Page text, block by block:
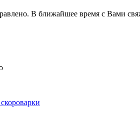
В ближайшее время с Вами